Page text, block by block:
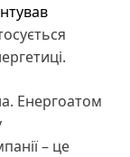
Енергоатом
– це